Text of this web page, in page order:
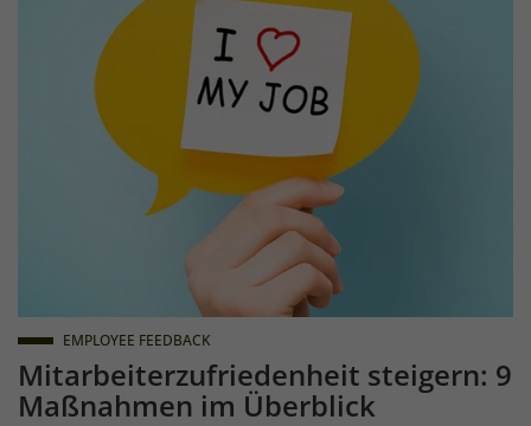
Mitarbeiterzufriedenheit steigern: 9
Maßnahmen im Überblick
EMPLOYEE FEEDBACK